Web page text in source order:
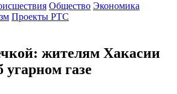
Общество Экономика
Проекты РТС
жителям Хакасии
газе